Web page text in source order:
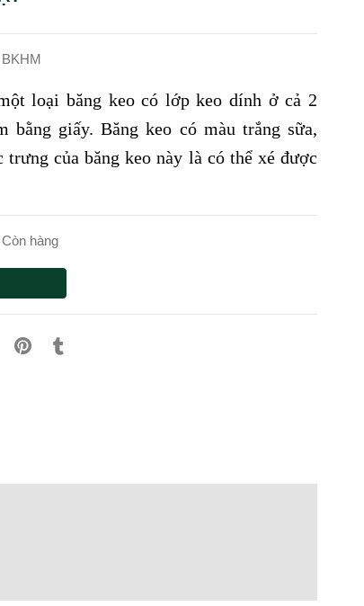
BKHM
loại băng keo có lớp keo dính ở cả 2
bằng giấy. Băng keo có màu trắng sữa,
trưng của băng keo này là có thể xé được
Còn hàng